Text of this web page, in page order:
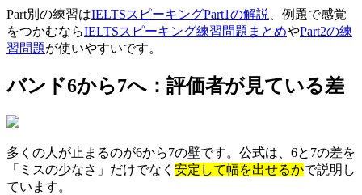
Part別の練習はIELTSスピーキングPart1の解説
、例題で感覚
をつかむならIELTSスピーキング練習問題まとめやPart2の練
習問題が使いやすいです。
バンド6から7へ：評価者が見ている差
多くの人が止まるのが6から7の壁です。公式は、6と7の差を
「ミスの少なさ」だけでなく 安定して幅を出せるかで説明し
ています。